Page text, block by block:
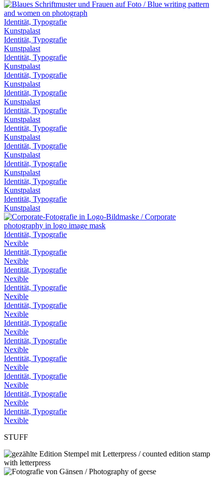
Identität, Typografie
Kunstpalast
Identität, Typografie
Kunstpalast
Identität, Typografie
Kunstpalast
Identität, Typografie
Kunstpalast
Identität, Typografie
Kunstpalast
Identität, Typografie
Kunstpalast
Identität, Typografie
Kunstpalast
Identität, Typografie
Kunstpalast
Identität, Typografie
Kunstpalast
Identität, Typografie
Kunstpalast
Identität, Typografie
Kunstpalast
Identität, Typografie
Nexible
Identität, Typografie
Nexible
Identität, Typografie
Nexible
Identität, Typografie
Nexible
Identität, Typografie
Nexible
Identität, Typografie
Nexible
Identität, Typografie
Nexible
Identität, Typografie
Nexible
Identität, Typografie
Nexible
Identität, Typografie
Nexible
Identität, Typografie
Nexible
STUFF